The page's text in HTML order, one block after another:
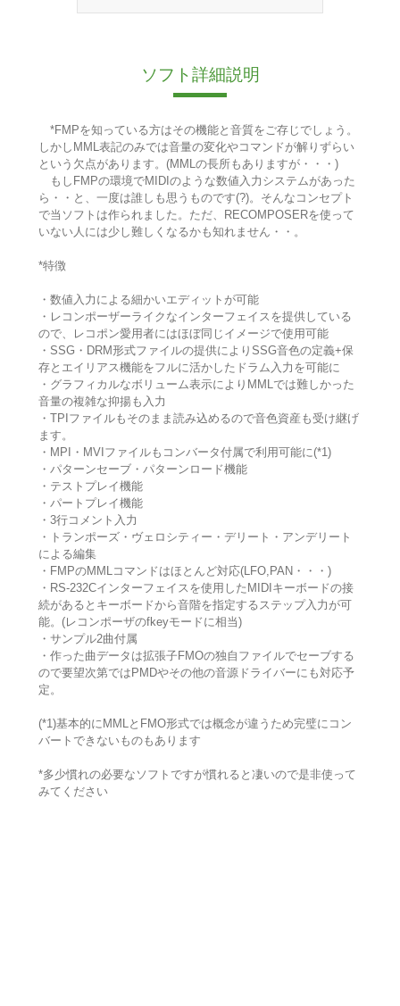
ソフト詳細説明
*FMPを知っている方はその機能と音質をご存じでしょう。
しかしMML表記のみでは音量の変化やコマンドが解りずらい
という欠点があります。(MMLの長所もありますが・・・)
もしFMPの環境でMIDIのような数値入力システムがあった
ら・・と、一度は誰しも思うものです(?)。そんなコンセプト
で当ソフトは作られました。ただ、RECOMPOSERを使って
いない人には少し難しくなるかも知れません・・。
*特徴
・数値入力による細かいエディットが可能
・レコンポーザーライクなインターフェイスを提供している
ので、レコポン愛用者にはほぼ同じイメージで使用可能
・SSG・DRM形式ファイルの提供によりSSG音色の定義+保
存とエイリアス機能をフルに活かしたドラム入力を可能に
・グラフィカルなボリューム表示によりMMLでは難しかった
音量の複雑な抑揚も入力
・TPIファイルもそのまま読み込めるので音色資産も受け継げ
ます。
・MPI・MVIファイルもコンバータ付属で利用可能に(*1)
・パターンセーブ・パターンロード機能
・テストプレイ機能
・パートプレイ機能
・3行コメント入力
・トランポーズ・ヴェロシティー・デリート・アンデリート
による編集
・FMPのMMLコマンドはほとんど対応(LFO,PAN・・・)
・RS-232Cインターフェイスを使用したMIDIキーボードの接
続があるとキーボードから音階を指定するステップ入力が可
能。(レコンポーザのfkeyモードに相当)
・サンプル2曲付属
・作った曲データは拡張子FMOの独自ファイルでセーブする
ので要望次第ではPMDやその他の音源ドライバーにも対応予
定。
(*1)基本的にMMLとFMO形式では概念が違うため完璧にコン
バートできないものもあります
*多少慣れの必要なソフトですが慣れると凄いので是非使って
みてください